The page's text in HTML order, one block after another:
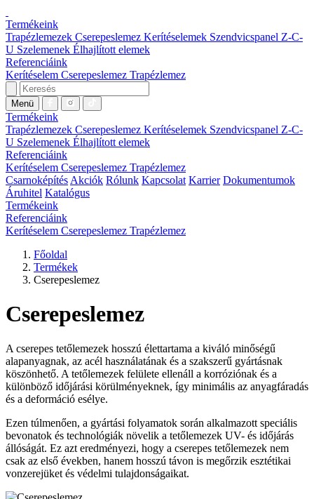
Termékeink
Trapézlemezek Cserepeslemez Kerítéselemek Szendvicspanel Z-C-
U Szelemenek Élhajlított elemek
Referenciáink
Kerítéselem Cserepeslemez Trapézlemez
Menü
Termékeink
Trapézlemezek Cserepeslemez Kerítéselemek Szendvicspanel Z-C-
U Szelemenek Élhajlított elemek
Referenciáink
Kerítéselem Cserepeslemez Trapézlemez
Csarnoképítés Akciók Rólunk Kapcsolat Karrier Dokumentumok
Áruhitel Katalógus
Termékeink
Referenciáink
Kerítéselem Cserepeslemez Trapézlemez
Főoldal
Termékek
Cserepeslemez
Cserepeslemez
A cserepes tetőlemezek hosszú élettartama a kiváló minőségű
alapanyagnak, az acél használatának és a szakszerű gyártásnak
köszönhető. A tetőlemezek felülete ellenáll a korróziónak és a
különböző időjárási körülményeknek, így minimális az anyagfáradás
és a deformáció esélye.
Ezen túlmenően, a gyártási folyamatok során alkalmazott speciális
bevonatok és technológiák növelik a tetőlemezek UV- és időjárás
állóságát. Ez azt eredményezi, hogy a cserepes tetőlemezek nem
csak az első években, hanem hosszú távon is megőrzik esztétikai
vonzerejüket és védelmi tulajdonságaikat.